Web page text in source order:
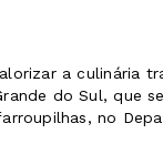
a culinária
do Sul, que
no